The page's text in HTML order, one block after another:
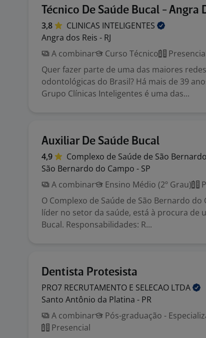
Técnico De Saúde Bucal - Angra
3,8 CLINICAS INTELIGENTES
Angra dos Reis - RJ
A combinar
Curso Técnico
Quer fazer parte de uma das maiores
odontológicas do Brasil? Há mais de 39
Grupo Clínicas Inteligentes é uma das...
Auxiliar De Saúde Bucal
4,9 Complexo de Saúde de São
São Bernardo do Campo - SP
A combinar
Ensino Médio (2º Grau)
O Complexo de Saúde de São Bernardo do
líder no setor da saúde, está à procura de
Bucal. Responsabilidades: R...
Dentista Protesista
PRO7 RECRUTAMENTO E SELECAO LTDA
Santo Antônio da Platina - PR
A combinar
Pós-graduação -
Presencial